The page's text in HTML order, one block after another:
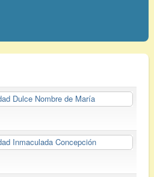
Dulce Nombre de María
Inmaculada Concepción